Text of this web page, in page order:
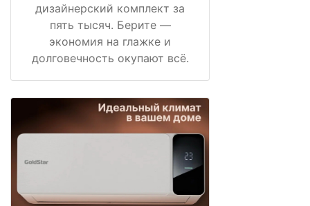
дизайнерский комплект за
пять тысяч. Берите —
экономия на глажке и
долговечность окупают всё.